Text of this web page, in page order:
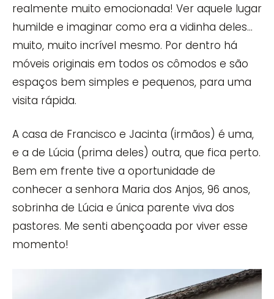
realmente muito emocionada! Ver aquele lugar
humilde e imaginar como era a vidinha deles…
muito, muito incrível mesmo. Por dentro há
móveis originais em todos os cômodos e são
espaços bem simples e pequenos, para uma
visita rápida.
A casa de Francisco e Jacinta (irmãos) é uma,
e a de Lúcia (prima deles) outra, que fica perto.
Bem em frente tive a oportunidade de
conhecer a senhora Maria dos Anjos, 96 anos,
sobrinha de Lúcia e única parente viva dos
pastores. Me senti abençoada por viver esse
momento!